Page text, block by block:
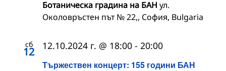
Ботаническа градина на БАН ул.
Околовръстен път № 22,, София, Bulgaria
сб
12
Тържествен концерт: 155 години БАН
12.10.2024 г. @ 18:00 - 20:00